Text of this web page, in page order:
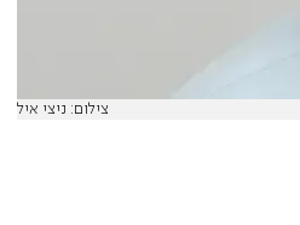
צילום: ניצי איל